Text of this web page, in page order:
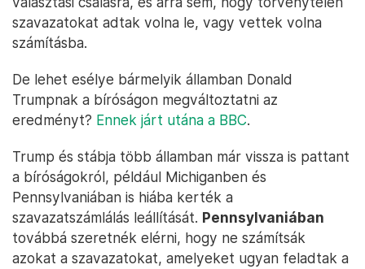
szavazatokat adtak volna le, vagy vettek volna
számításba.
De lehet esélye bármelyik államban Donald
Trumpnak a bíróságon megváltoztatni az
eredményt? Ennek járt utána a BBC.
Trump és stábja több államban már vissza is pattant
a bíróságokról, például Michiganben és
Pennsylvaniában is hiába kerték a
szavazatszámlálás leállítását. Pennsylvaniában
továbbá szeretnék elérni, hogy ne számítsák
azokat a szavazatokat, amelyeket ugyan feladtak a